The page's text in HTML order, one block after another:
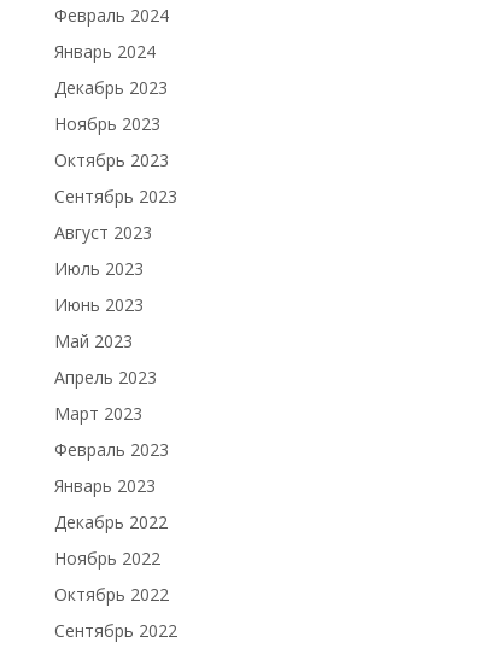
Февраль 2024
Январь 2024
Декабрь 2023
Ноябрь 2023
Октябрь 2023
Сентябрь 2023
Август 2023
Июль 2023
Июнь 2023
Май 2023
Апрель 2023
Март 2023
Февраль 2023
Январь 2023
Декабрь 2022
Ноябрь 2022
Октябрь 2022
Сентябрь 2022